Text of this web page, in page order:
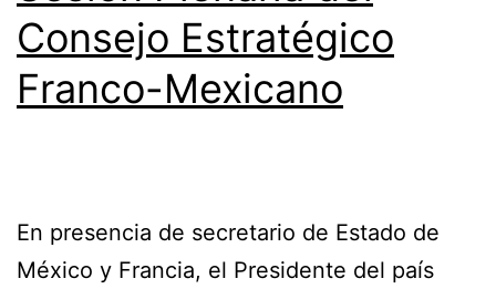
Consejo Estratégico
Franco-Mexicano
En presencia de secretario de Estado de
México y Francia, el Presidente del país